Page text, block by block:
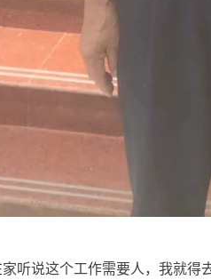
听说这个工作需要人，我就